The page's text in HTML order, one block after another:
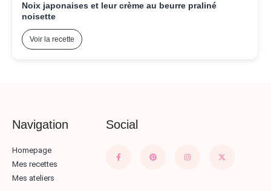
Noix japonaises et leur crème au beurre praliné
noisette
Voir la recette
Navigation
Homepage
Mes recettes
Mes ateliers
Social